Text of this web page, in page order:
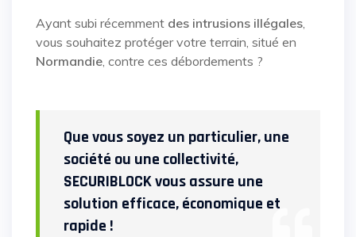
Ayant subi récemment des intrusions illégales
vous souhaitez protéger votre terrain, situé en
Normandie , contre ces débordements ?
Que vous soyez un particulier, une
société ou une collectivité,
SECURIBLOCKvous assure une
solution efficace, économique et
rapide !